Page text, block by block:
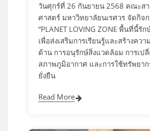
วันศุกร์ที่ 26 กันยายน 2568 คณะส
ศาสตร์ มหาวิทยาลัยนเรศวร จัดกิจ
“PLANET LOVING ZONE พื้นที่นี้รัก
เพื่อส่งเสริมการเรียนรู้และสร้างคว
ด้าน การอนุรักษ์สิ่งแวดล้อม การเป
สภาพภูมิอากาศ และการใช้ทรัพยาก
ยั่งยืน
Read More